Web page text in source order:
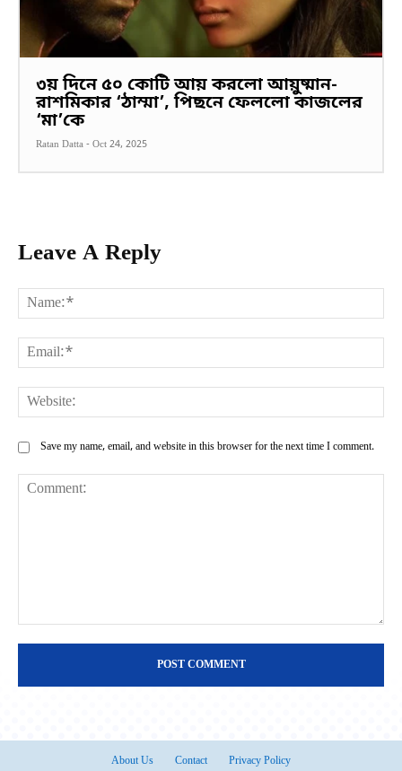
৩য় দিনে ৫০ কোটি আয় করলো আয়ুষ্মান-
রাশমিকার ‘ঠাম্মা’, পিছনে ফেললো কাজলের
‘মা’কে
Ratan Datta - Oct 24, 2025
Leave A Reply
Save my name, email, and website in this browser for the next time I comment.
About Us Contact Privacy Policy